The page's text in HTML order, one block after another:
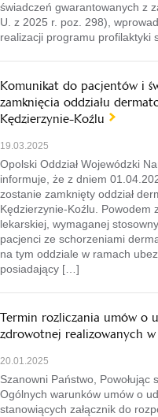
świadczeń gwarantowanych z
U. z 2025 r. poz. 298),
realizacji programu profilaktyki
Komunikat do pacjentów i
zamknięcia oddziału
Kędzierzynie-Koźlu
19.03.2025
Opolski Oddział Wojewódzki
informuje, że z dniem
zostanie zamknięty oddział
Kędzierzynie-Koźlu. Powodem
lekarskiej, wymaganej
pacjenci ze schorzeniami
na tym oddziale w ramach
posiadający […]
Termin rozliczania umów o
zdrowotnej realizowanych
20.01.2025
Szanowni Państwo,
Ogólnych warunków umów o
stanowiących załącznik do